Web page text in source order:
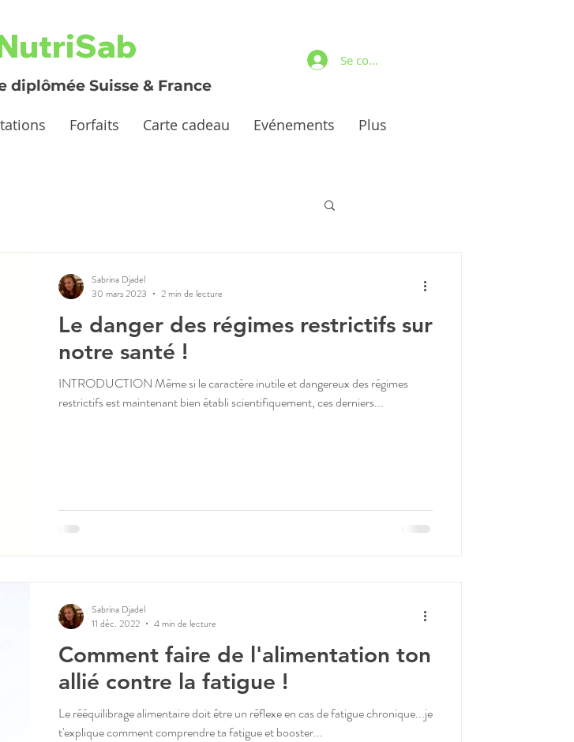
Se connecter
diplômée Suisse & France
Forfaits Carte cadeau Evénements Plus
Le danger des régimes restrictifs sur
notre santé !
INTRODUCTION Même si le caractère inutile et dangereux des régimes
restrictifs est maintenant bien établi scientifiquement, ces derniers...
Sabrina Djadel
30 mars 2023
2 min de lecture
Comment faire de l'alimentation ton
allié contre la fatigue !
Le rééquilibrage alimentaire doit être un réflexe en cas de fatigue chronique...je
t'explique comment comprendre ta fatigue et booster...
Sabrina Djadel
11 déc. 2022
4 min de lecture